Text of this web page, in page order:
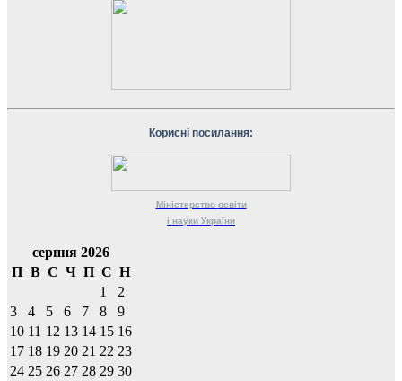
Корисні посилання:
Міністерство освіти
і науки України
серпня 2026
П В С Ч П С Н
1
2
3
4 5 6 7 8
9
10 11 12 13 14 15 16
17 18 19 20 21 22 23
24 25 26 27 28 29 30